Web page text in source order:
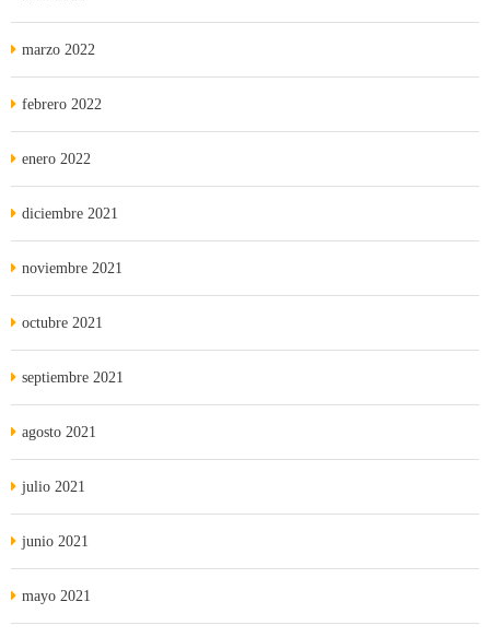
marzo 2022
febrero 2022
enero 2022
diciembre 2021
noviembre 2021
octubre 2021
septiembre 2021
agosto 2021
julio 2021
junio 2021
mayo 2021